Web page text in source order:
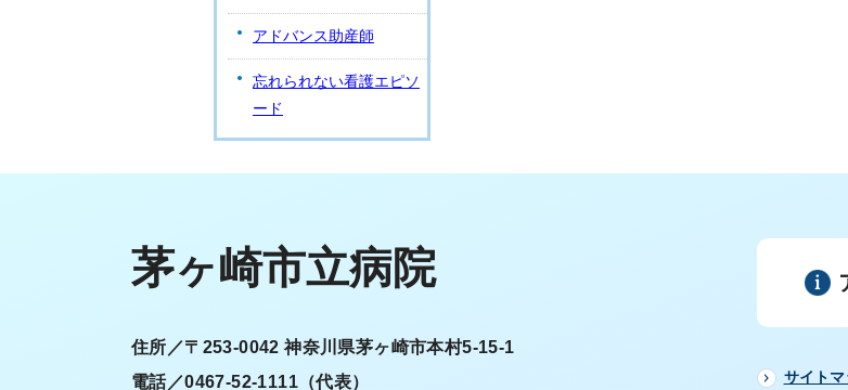
アドバンス助産師
忘れられない看護エピソ
ード
茅ヶ崎市立病院
住所／〒253-0042 神奈川県茅ヶ崎市本村5-15-1
電話／0467-52-1111（代表）
サイトマ